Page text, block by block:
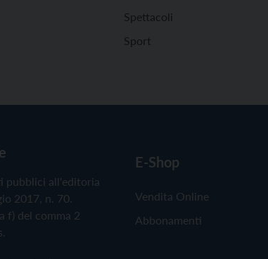
Spettacoli
Sport
pubblici all'editoria
2017, n. 70.
f) del comma 2
E-Shop
Vendita Online
Abbonamenti